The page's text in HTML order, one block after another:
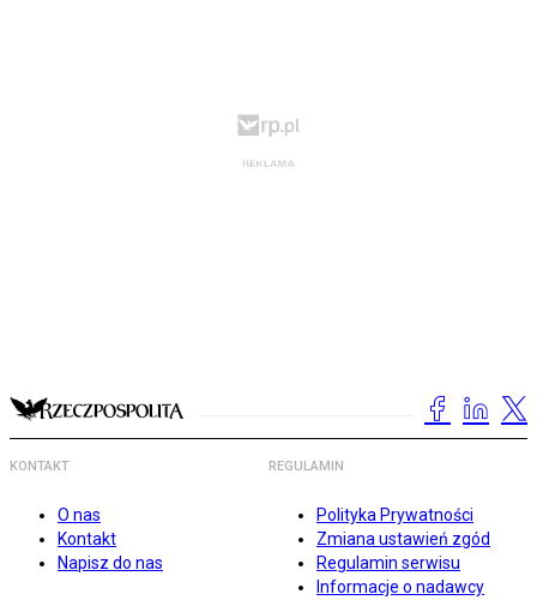
KONTAKT
O nas
Kontakt
Napisz do nas
REGULAMIN
Polityka Prywatności
Zmiana ustawień zgód
Regulamin serwisu
Informacje o nadawcy